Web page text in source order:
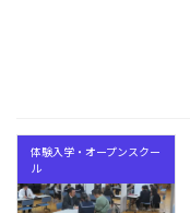
体験入学・オープンスクー
ル